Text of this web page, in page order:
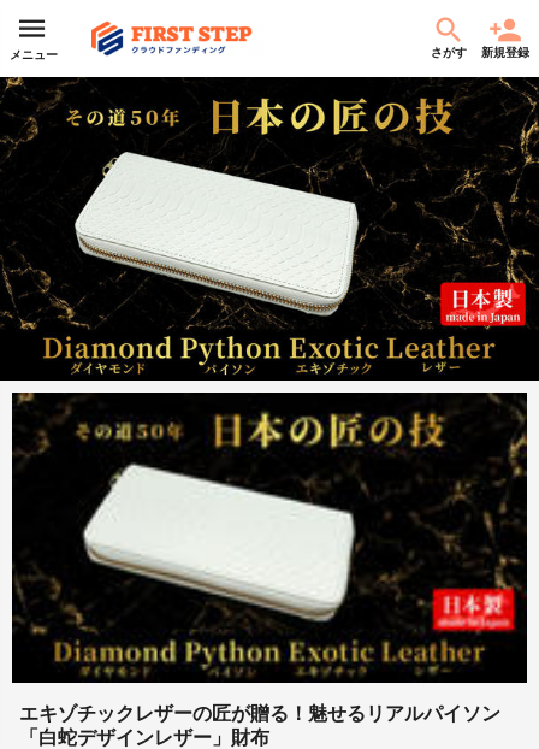
メニュー さがす 新規登録
エキゾチックレザーの匠が贈る！魅せるリアルパイソン
「白蛇デザインレザー」財布